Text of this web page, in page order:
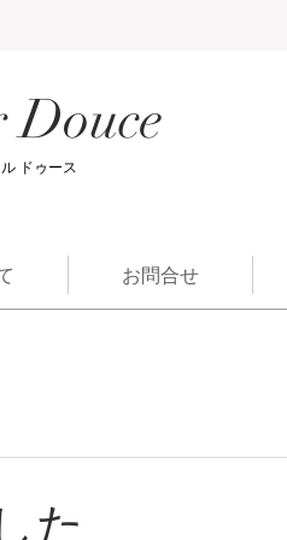
Douce
ドゥース
お問合せ